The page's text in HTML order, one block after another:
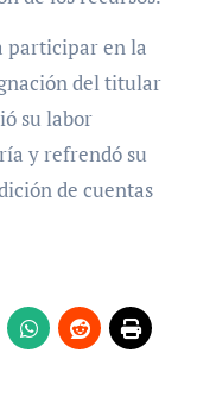
participar en la
del titular
su labor
y refrendó su
de cuentas